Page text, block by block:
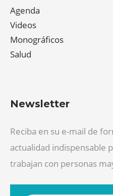
Agenda
Videos
Monográficos
Salud
Newsletter
Reciba en su e-mail de
actualidad indispensable
trabajan con personas